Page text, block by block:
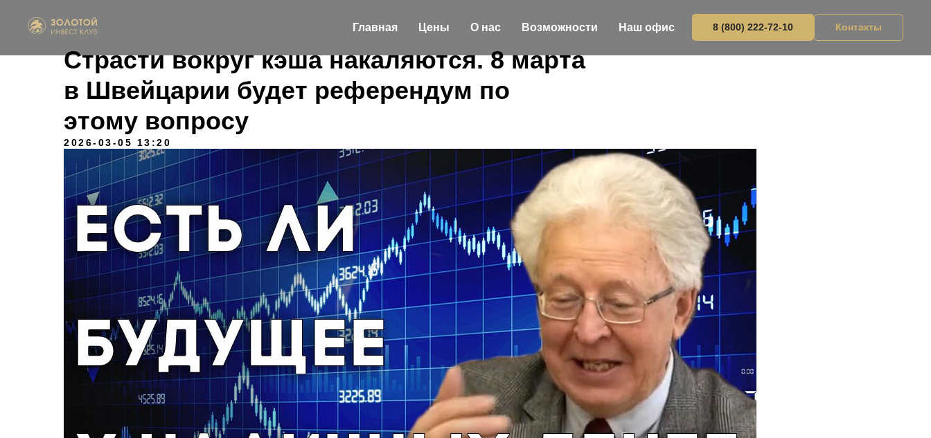
Главная Цены О нас Возможности Наш офис 8 (800) 222-72-10 Контакты
Страсти вокруг кэша накаляются. 8 марта
в Швейцарии будет референдум по
этому вопросу
2026-03-05 13:20